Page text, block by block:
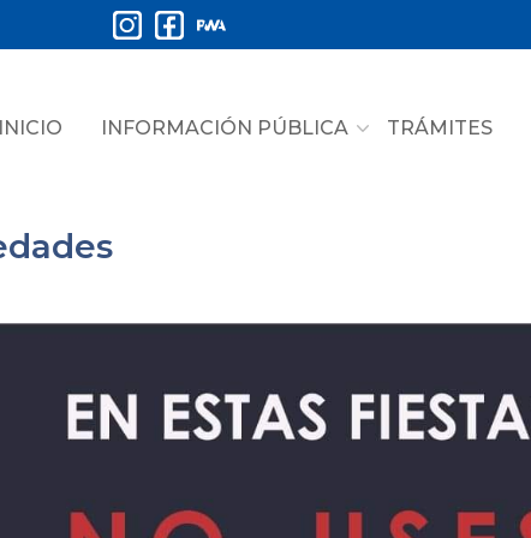
INICIO INFORMACIÓN PÚBLICA TRÁMITES